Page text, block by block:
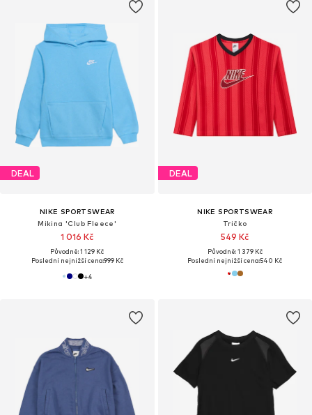
DEAL
NIKE SPORTSWEAR
Mikina 'Club Fleece'
1 016 Kč
Původně: 1 129 Kč
Poslední nejnižší cena:999 Kč
+4
DEAL
NIKE SPORTSWEAR
Tričko
549 Kč
Původně: 1 379 Kč
Poslední nejnižší cena:540 Kč